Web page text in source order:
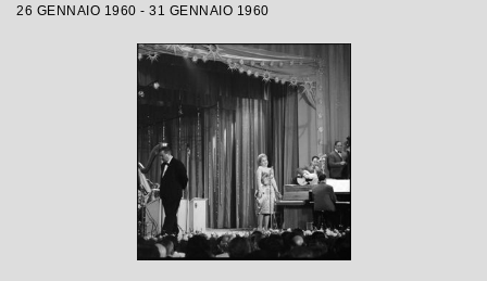
26 GENNAIO 1960 - 31 GENNAIO 1960